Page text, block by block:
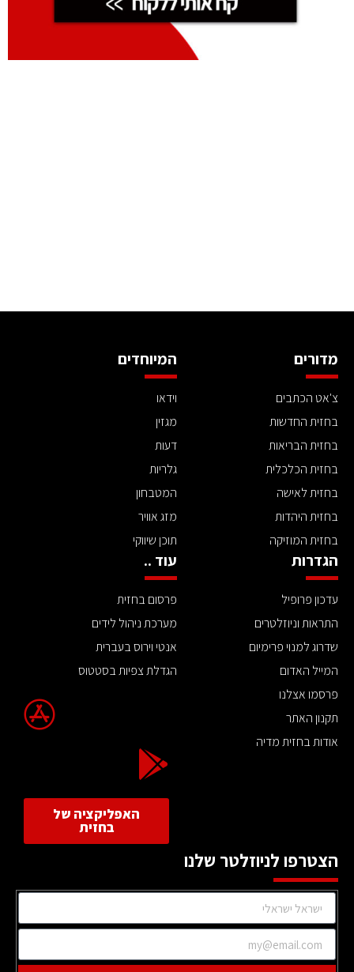
מדורים
צ'אט הכתבים
בחזית החדשות
בחזית הבריאות
בחזית הכלכלית
בחזית לאישה
בחזית היהדות
בחזית המוזיקה
המיוחדים
וידאו
מגזין
דעות
גלריות
המטבחון
מזג אוויר
תוכן שיווקי
הגדרות
עדכון פרופיל
התראות וניוזלטרים
שדרוג למנוי פרימיום
המייל האדום
פרסמו אצלנו
תקנון האתר
אודות בחזית מדיה
עוד ..
פרסום בחזית
מערכת ניהול לידים
אנטי וירוס בעברית
הגדלת צפיות בסטטוס
האפליקציה של
בחזית
הצטרפו לניוזלטר שלנו